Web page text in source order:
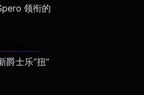
领衔的
爵士乐“扭”